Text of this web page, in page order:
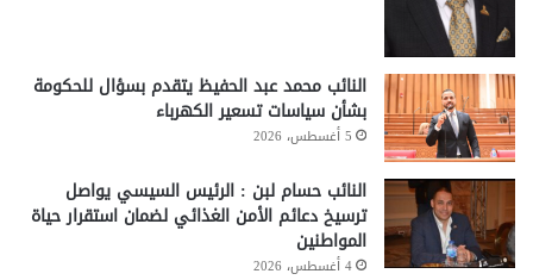
النائب محمد عبد الحفيظ يتقدم بسؤال للحكومة
بشأن سياسات تسعير الكهرباء
5 أغسطس، 2026
النائب حسام لبن : الرئيس السيسي يواصل
ترسيخ دعائم الأمن الغذائي لضمان استقرار حياة
المواطنين
4 أغسطس، 2026